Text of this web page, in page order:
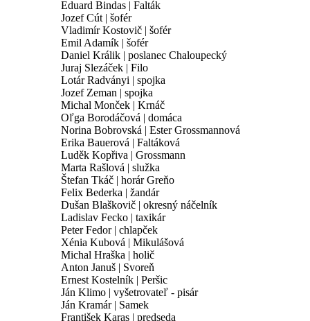
Eduard Bindas | Falták
Jozef Cút | šofér
Vladimír Kostovič | šofér
Emil Adamík | šofér
Daniel Králik | poslanec Chaloupecký
Juraj Slezáček | Filo
Lotár Radványi | spojka
Jozef Zeman | spojka
Michal Monček | Krnáč
Oľga Borodáčová | domáca
Norina Bobrovská | Ester Grossmannová
Erika Bauerová | Faltáková
Luděk Kopřiva | Grossmann
Marta Rašlová | služka
Štefan Tkáč | horár Greňo
Felix Bederka | žandár
Dušan Blaškovič | okresný náčelník
Ladislav Fecko | taxikár
Peter Fedor | chlapček
Xénia Kubová | Mikulášová
Michal Hraška | holič
Anton Januš | Svoreň
Ernest Kostelník | Peršic
Ján Klimo | vyšetrovateľ - pisár
Ján Kramár | Samek
František Karas | predseda